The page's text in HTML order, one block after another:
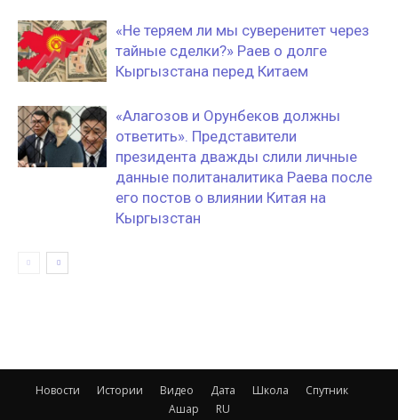
«Не теряем ли мы суверенитет через
тайные сделки?» Раев о долге
Кыргызстана перед Китаем
«Алагозов и Орунбеков должны
ответить». Представители
президента дважды слили личные
данные политаналитика Раева после
его постов о влиянии Китая на
Кыргызстан
Новости Истории Видео Дата Школа
Спутник
Ашар
RU